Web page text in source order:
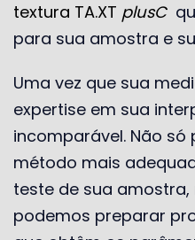
textura TA.XT plusC
para sua amostra e
Uma vez que sua
expertise em sua
incomparável. Não
método mais
teste de sua
podemos preparar